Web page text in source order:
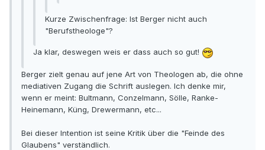
Kurze Zwischenfrage: Ist Berger nicht auch
"Berufstheologe"?
Ja klar, deswegen weis er dass auch so gut!
Berger zielt genau auf jene Art von Theologen ab, die ohne
mediativen Zugang die Schrift auslegen. Ich denke mir,
wenn er meint: Bultmann, Conzelmann, Sölle, Ranke-
Heinemann, Küng, Drewermann, etc...
Bei dieser Intention ist seine Kritik über die "Feinde des
Glaubens" verständlich.